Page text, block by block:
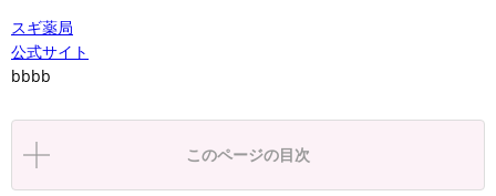
スギ薬局
公式サイト
bbbb
このページの目次